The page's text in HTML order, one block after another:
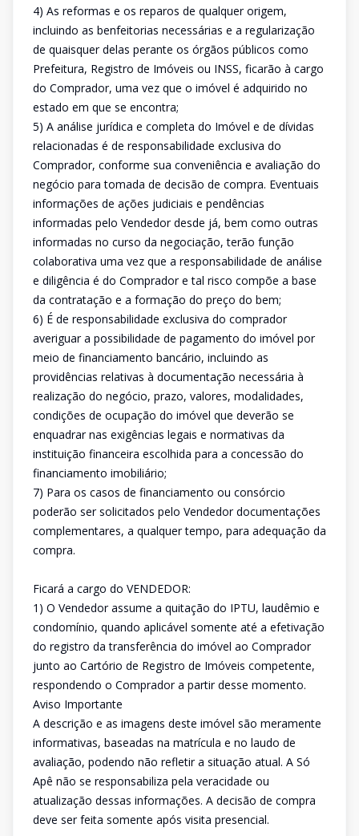
4) As reformas e os reparos de qualquer origem,
incluindo as benfeitorias necessárias e a regularização
de quaisquer delas perante os órgãos públicos como
Prefeitura, Registro de Imóveis ou INSS, ficarão à cargo
do Comprador, uma vez que o imóvel é adquirido no
estado em que se encontra;
5) A análise jurídica e completa do Imóvel e de dívidas
relacionadas é de responsabilidade exclusiva do
Comprador, conforme sua conveniência e avaliação do
negócio para tomada de decisão de compra. Eventuais
informações de ações judiciais e pendências
informadas pelo Vendedor desde já, bem como outras
informadas no curso da negociação, terão função
colaborativa uma vez que a responsabilidade de análise
e diligência é do Comprador e tal risco compõe a base
da contratação e a formação do preço do bem;
6) É de responsabilidade exclusiva do comprador
averiguar a possibilidade de pagamento do imóvel por
meio de financiamento bancário, incluindo as
providências relativas à documentação necessária à
realização do negócio, prazo, valores, modalidades,
condições de ocupação do imóvel que deverão se
enquadrar nas exigências legais e normativas da
instituição financeira escolhida para a concessão do
financiamento imobiliário;
7) Para os casos de financiamento ou consórcio
poderão ser solicitados pelo Vendedor documentações
complementares, a qualquer tempo, para adequação da
compra.
Ficará a cargo do VENDEDOR:
1) O Vendedor assume a quitação do IPTU, laudêmio e
condomínio, quando aplicável somente até a efetivação
do registro da transferência do imóvel ao Comprador
junto ao Cartório de Registro de Imóveis competente,
respondendo o Comprador a partir desse momento.
Aviso Importante
A descrição e as imagens deste imóvel são meramente
informativas, baseadas na matrícula e no laudo de
avaliação, podendo não refletir a situação atual. A Só
Apê não se responsabiliza pela veracidade ou
atualização dessas informações. A decisão de compra
deve ser feita somente após visita presencial.